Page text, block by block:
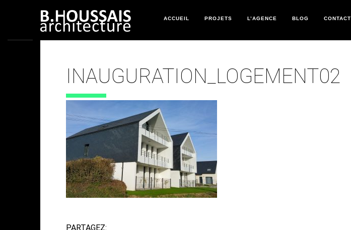
ACCUEIL PROJETS L’AGENCE BLOG CONTACT
INAUGURATION_LOGEMENT02
19 DÉCEMBRE 2017
PARTAGEZ: